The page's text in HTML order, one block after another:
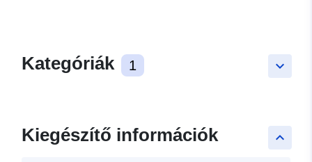
keyboard_arrow_down
Kategóriák 1
keyboard_arrow_up
Kiegészítő információk